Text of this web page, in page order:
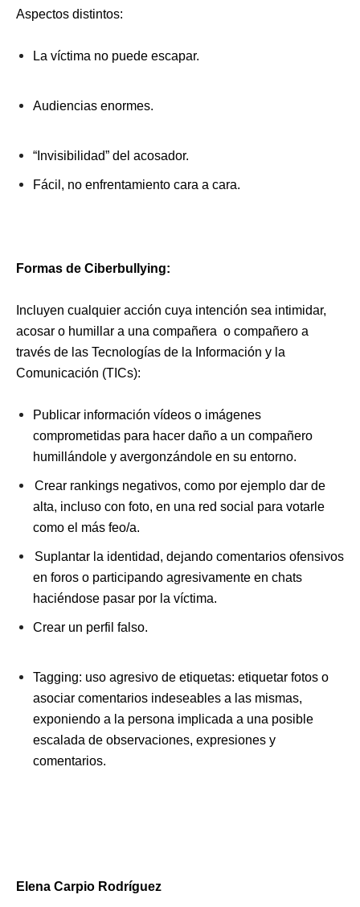
Aspectos distintos:
La víctima no puede escapar.
Audiencias enormes.
“Invisibilidad” del acosador.
Fácil, no enfrentamiento cara a cara.
Formas de Ciberbullying:
Incluyen cualquier acción cuya intención sea intimidar,
acosar o humillar a una compañera o compañero a
través de las Tecnologías de la Información y la
Comunicación (TICs):
Publicar información vídeos o imágenes
comprometidas para hacer daño a un compañero
humillándole y avergonzándole en su entorno.
Crear rankings negativos, como por ejemplo dar de
alta, incluso con foto, en una red social para votarle
como el más feo/a.
Suplantar la identidad, dejando comentarios ofensivos
en foros o participando agresivamente en chats
haciéndose pasar por la víctima.
Crear un perfil falso.
Tagging: uso agresivo de etiquetas: etiquetar fotos o
asociar comentarios indeseables a las mismas,
exponiendo a la persona implicada a una posible
escalada de observaciones, expresiones y
comentarios.
Elena Carpio Rodríguez